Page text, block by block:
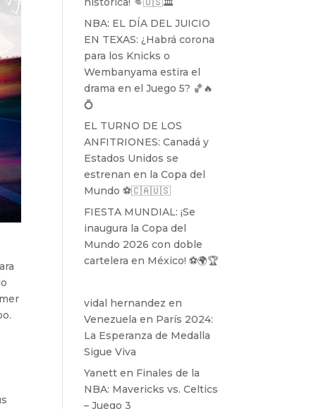
NBA: EL DÍA DEL JUICIO
EN TEXAS: ¿Habrá corona
para los Knicks o
Wembanyama estira el
drama en el Juego 5? 🏀🔥
💍
EL TURNO DE LOS
ANFITRIONES: Canadá y
Estados Unidos se
estrenan en la Copa del
Mundo ⚽️🇨🇦🇺🇸
FIESTA MUNDIAL: ¡Se
inaugura la Copa del
Mundo 2026 con doble
cartelera en México! ⚽️🌍🏆
vidal hernandez en
Venezuela en París 2024:
La Esperanza de Medalla
Sigue Viva
Yanett en Finales de la
NBA: Mavericks vs. Celtics
– Juego 3